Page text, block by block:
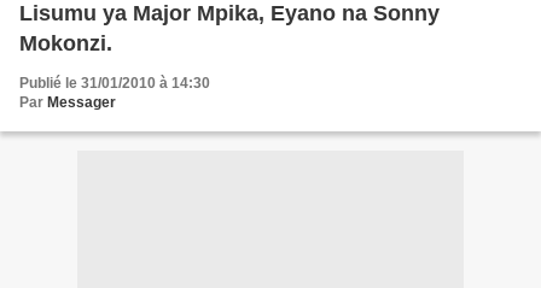
Lisumu ya Major Mpika, Eyano na Sonny
Mokonzi.
Publié le 31/01/2010 à 14:30
Par Messager